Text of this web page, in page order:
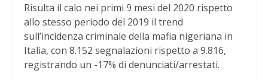
Risulta il calo nei primi 9 mesi del 2020 rispetto
allo stesso periodo del 2019 il trend
sull’incidenza criminale della mafia nigeriana in
Italia, con 8.152 segnalazioni rispetto a 9.816,
registrando un -17% di denunciati/arrestati.